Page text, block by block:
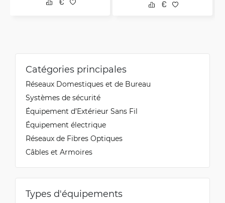
Catégories principales
Réseaux Domestiques et de Bureau
Systèmes de sécurité
Équipement d’Extérieur Sans Fil
Équipement électrique
Réseaux de Fibres Optiques
Câbles et Armoires
Types d'équipements